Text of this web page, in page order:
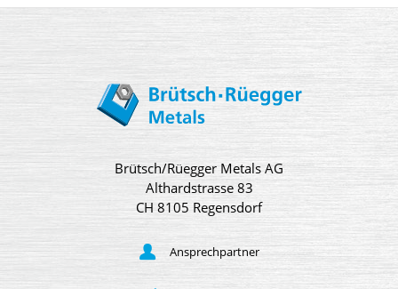
Brütsch/Rüegger Metals AG
Althardstrasse 83
CH 8105 Regensdorf
Ansprechpartner